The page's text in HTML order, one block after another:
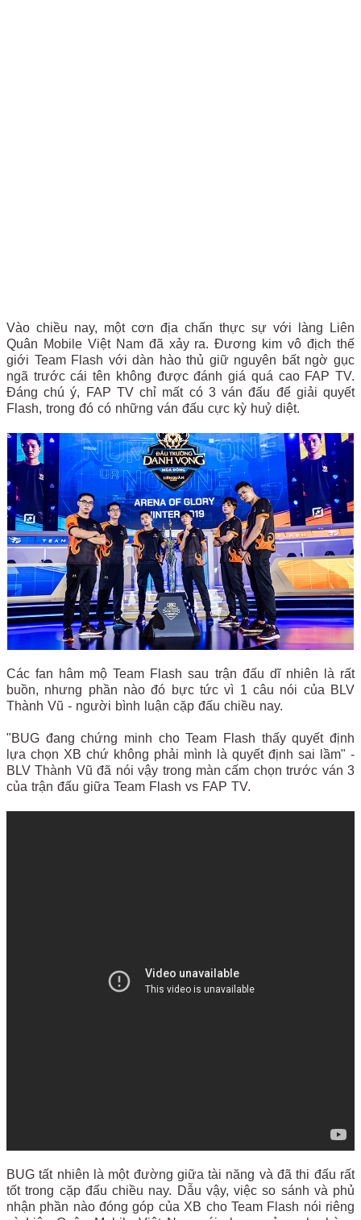
Vào chiều nay, một cơn địa chấn thực sự với làng Liên
Quân Mobile Việt Nam đã xảy ra. Đương kim vô địch thế
giới Team Flash với dàn hào thủ giữ nguyên bất ngờ gục
ngã trước cái tên không được đánh giá quá cao FAP TV.
Đáng chú ý, FAP TV chỉ mất có 3 ván đấu để giải quyết
Flash, trong đó có những ván đấu cực kỳ huỷ diệt.
Các fan hâm mộ Team Flash sau trận đấu dĩ nhiên là rất
buồn, nhưng phần nào đó bực tức vì 1 câu nói của BLV
Thành Vũ - người bình luận cặp đấu chiều nay.
"BUG đang chứng minh cho Team Flash thấy quyết định
lựa chọn XB chứ không phải mình là quyết định sai lầm" -
BLV Thành Vũ đã nói vậy trong màn cấm chọn trước ván 3
của trận đấu giữa Team Flash vs FAP TV.
BUG tất nhiên là một đường giữa tài năng và đã thi đấu rất
tốt trong cặp đấu chiều nay. Dẫu vậy, việc so sánh và phủ
nhận phần nào đóng góp của XB cho Team Flash nói riêng